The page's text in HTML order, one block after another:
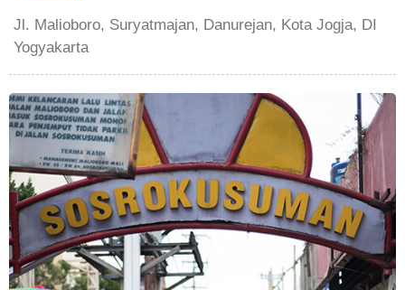
Jl. Malioboro, Suryatmajan, Danurejan, Kota Jogja, DI
Yogyakarta